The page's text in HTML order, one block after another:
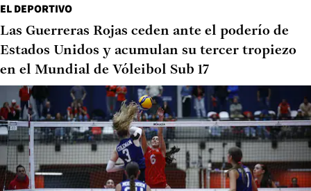
EL DEPORTIVO
Las Guerreras Rojas ceden ante el poderío de
Estados Unidos y acumulan su tercer tropiezo
en el Mundial de Vóleibol Sub 17